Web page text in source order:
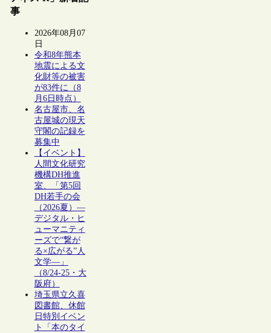
事
2026年08月07
日
令和8年熊本
地震による文
化財等の被害
が83件に（8
月6日時点）
名古屋市、名
古屋城の現天
守閣の記録を
募集中
【イベント】
人間文化研究
機構DH推進
室、「第5回
DH若手の会
（2026夏）―
デジタル・ヒ
ューマニティ
ーズで“繋が
る×広がる”人
文学―」
（8/24-25・大
阪府）
埼玉県立久喜
図書館、休館
日特別イベン
ト「本のタイ